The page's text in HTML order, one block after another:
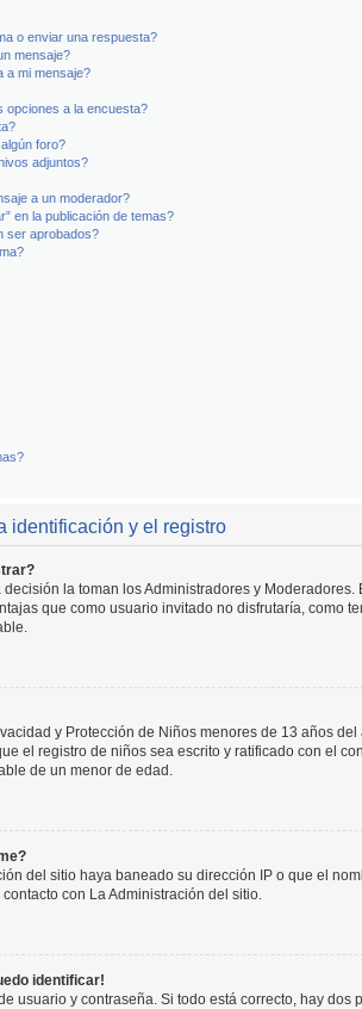
o enviar una respuesta?
mensaje?
a mi mensaje?
opciones a la encuesta?
foro?
adjuntos?
a un moderador?
en la publicación de temas?
ser aprobados?
identificación y el registro
la toman los Administradores y
que como usuario invitado no disfrutaría, como
y Protección de Niños menores de 13 años
el registro de niños sea escrito y ratificado con el
de un menor de edad.
del sitio haya baneado su dirección IP o que el
con La Administración del sitio.
identificar!
usuario y contraseña. Si todo está correcto, hay